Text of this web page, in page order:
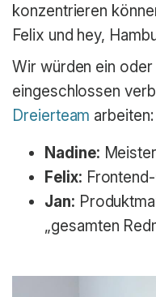
konzentrieren
Felix und hey,
Wir würden ein oder
eingeschlossen
Dreierteam arbeiten:
Nadine:
Felix:
Jan:
„gesamten